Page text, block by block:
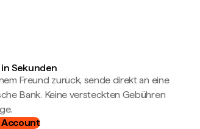
Sekunden
Freund zurück, sende direkt an eine
Bank. Keine versteckten Gebühren